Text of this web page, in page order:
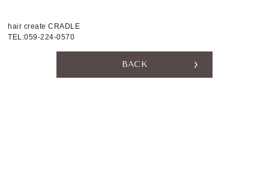
hair create CRADLE
TEL:059-224-0570
BACK